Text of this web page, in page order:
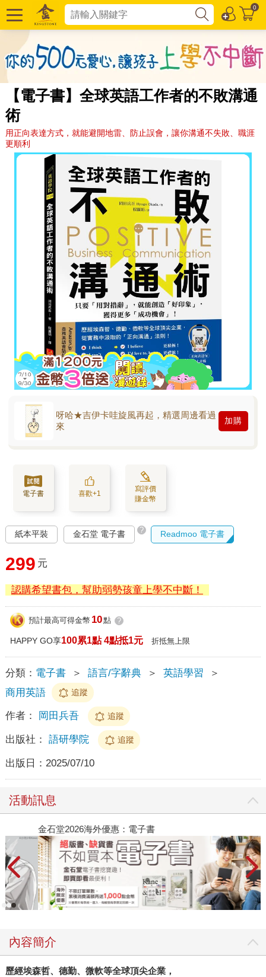
0
【電子書】全球英語工作者的不敗溝通
術
用正向表達方式，就能避開地雷、防止誤會，讓你溝通不失敗、職涯
更順利
呀哈★吉伊卡哇旋風再起，精選周邊看過
來
加購
電子書 喜歡+1
寫評價
賺金幣
紙本平裝 金石堂 電子書 ? Readmoo 電子書
299 元
認購希望書包，幫助弱勢孩童上學不中斷！
預計最高可得金幣 10點 ?
HAPPY GO享100累1點 4點抵1元 折抵無上限
分類： 電子書 ＞ 語言/字辭典 ＞ 英語學習
＞
商用英語
追蹤
作者： 岡田兵吾 追蹤
出版社： 語研學院 追蹤
出版日： 2025/07/10
活動訊息
金石堂2026海外優惠：電子書
內容簡介
歷經埃森哲、德勤、微軟等全球頂尖企業，